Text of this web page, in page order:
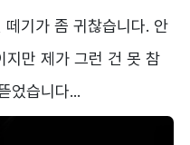
기가 좀 귀찮습니다. 안
지만 제가 그런 건 못 참
었습니다...